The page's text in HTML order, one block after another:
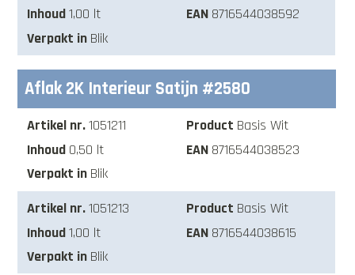
1,00 lt
8716544038592
Blik
Aflak 2K Interieur Satijn #2580
1051211
Basis Wit
0,50 lt
8716544038523
Blik
1051213
Basis Wit
1,00 lt
8716544038615
Blik